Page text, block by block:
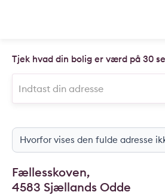
Tjek hvad din bolig er værd på 30
Hvorfor vises den fulde adresse
Fællesskoven,
4583 Sjællands Odde